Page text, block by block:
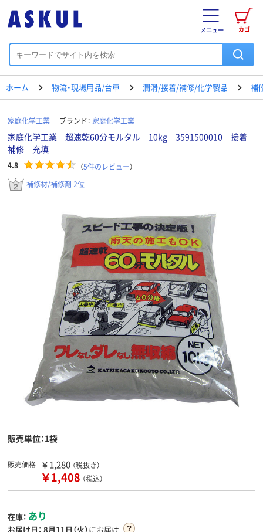
カゴ
メニュー
ホーム 物流・現場用品/台車 潤滑/接着/補修/化学製品 補
家庭化学工業 ブランド： 家庭化学工業
家庭化学工業 超速乾60分モルタル 10kg 3591500010 接着
補修 充填
4.8 （5件のレビュー）
補修材/補修剤 2位
販売単位：1袋
販売価格 ￥1,280 （税抜き）
￥1,408 （税込）
在庫： あり
お届け日： 8月11日（火）にお届け